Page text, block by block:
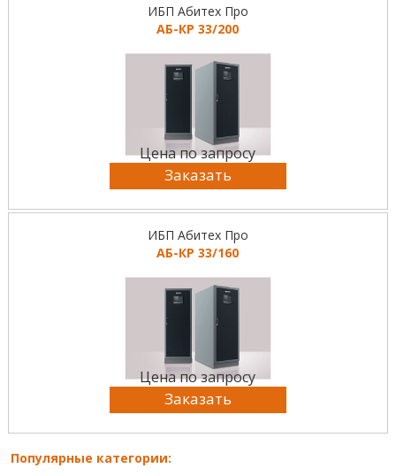
ИБП Абитех Про
АБ-КР 33/200
Цена по запросу
Заказать
ИБП Абитех Про
АБ-КР 33/160
Цена по запросу
Заказать
Популярные категории: